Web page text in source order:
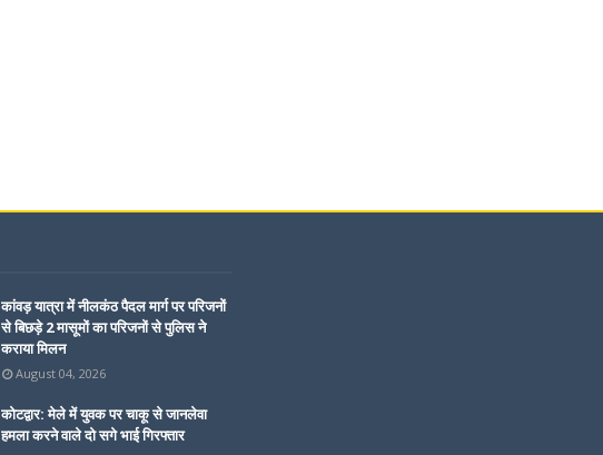
कांवड़ यात्रा में नीलकंठ पैदल मार्ग पर परिजनों
से बिछड़े 2 मासूमों का परिजनों से पुलिस ने
कराया मिलन
August 04, 2026
कोटद्वार: मेले में युवक पर चाकू से जानलेवा
हमला करने वाले दो सगे भाई गिरफ्तार